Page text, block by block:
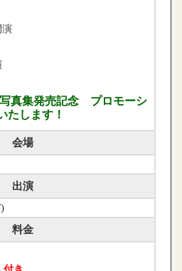
演
真集発売記念 プロモーシ
たします！
会場
出演
料金